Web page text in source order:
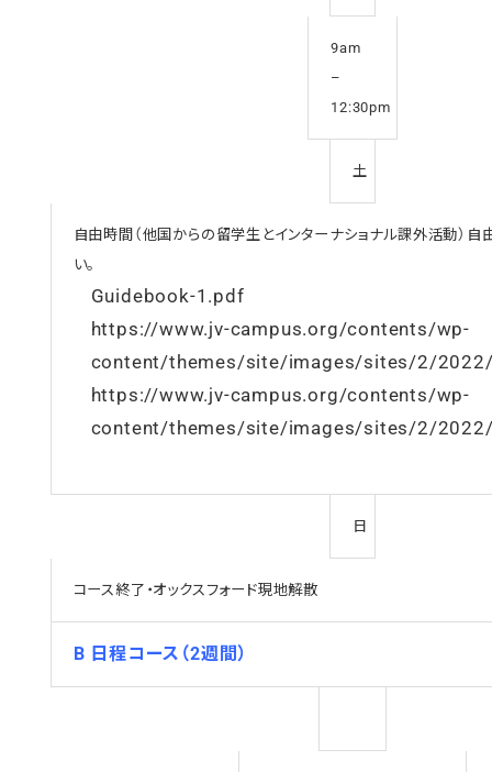
9am
–
12:30pm
土
自由時間（他国からの留学生とインターナショナル課外活動）
い。
Guidebook-1.pdf
https://www.jv-campus.org/contents/wp-
content/themes/site/images/sites/2/
https://www.jv-campus.org/contents/wp-
content/themes/site/images/sites/2/
日
コース終了・オックスフォード現地解散
B 日程コース（2週間）